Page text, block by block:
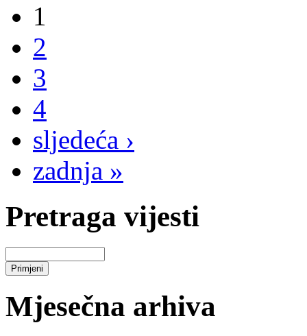
1
2
3
4
sljedeća ›
zadnja »
Pretraga vijesti
Mjesečna arhiva